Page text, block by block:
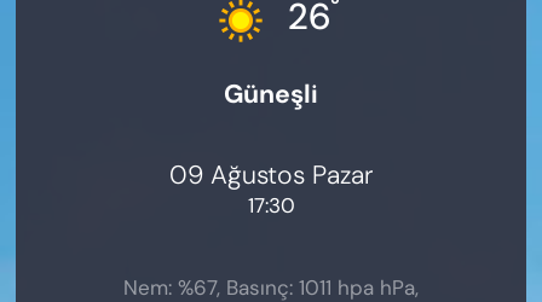
26
Güneşli
09 Ağustos Pazar
17:30
Nem: %67, Basınç: 1011 hpa hPa,
ÖZEL HABER